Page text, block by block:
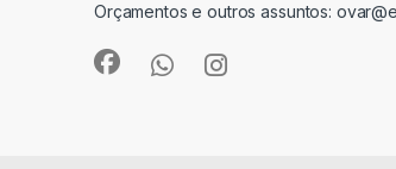
Orçamentos e outros assuntos: